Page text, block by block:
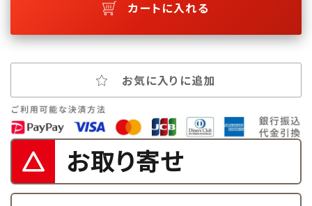
カートに入れる
お気に入りに追加
お取り寄せ